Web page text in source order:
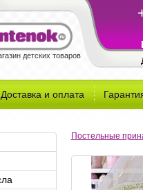
детских товаров
Доставка и оплата
Постельные